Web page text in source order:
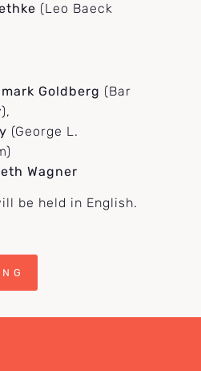
(Leo Baeck
Goldberg (Bar
(George L.
Wagner
be held in English.